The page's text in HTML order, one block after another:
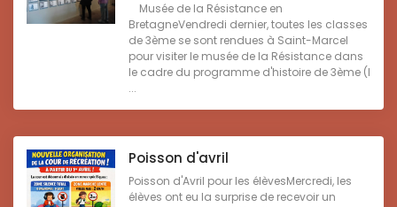
Musée de la Résistance en
BretagneVendredi dernier, toutes les classes
de 3ème se sont rendues à Saint-Marcel
pour visiter le musée de la Résistance dans
le cadre du programme d'histoire de 3ème (l
...
Poisson d'avril
Poisson d'Avril pour les élèvesMercredi, les
élèves ont eu la surprise de recevoir un